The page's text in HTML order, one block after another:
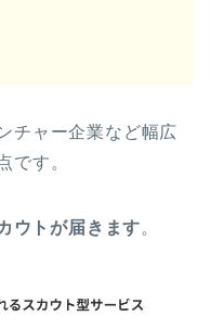
チャー企業など幅広
です。
ウトが届きます。